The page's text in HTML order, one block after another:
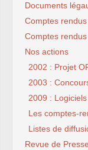
Documents
Comptes
Comptes
Nos actions
2002 : Projet
2003 :
2009 :
Les comptes-
Listes de
Revue de Presse